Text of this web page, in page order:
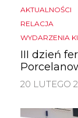
AKTUALNOŚCI
RELACJA
WYDARZENIA
III dzień
20 LUTEGO